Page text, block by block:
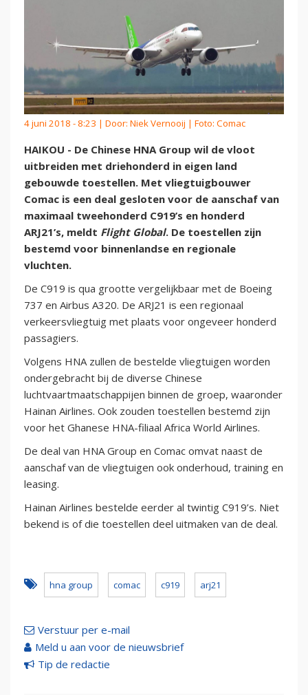
4 juni 2018 - 8:23 | Door: Niek Vernooij | Foto: Comac
HAIKOU - De Chinese HNA Group wil de vloot
uitbreiden met driehonderd in eigen land
gebouwde toestellen. Met vliegtuigbouwer
Comac is een deal gesloten voor de aanschaf van
maximaal tweehonderd C919’s en honderd
ARJ21’s, meldt Flight Global. De toestellen zijn
bestemd voor binnenlandse en regionale
vluchten.
De C919 is qua grootte vergelijkbaar met de Boeing
737 en Airbus A320. De ARJ21 is een regionaal
verkeersvliegtuig met plaats voor ongeveer honderd
passagiers.
Volgens HNA zullen de bestelde vliegtuigen worden
ondergebracht bij de diverse Chinese
luchtvaartmaatschappijen binnen de groep, waaronder
Hainan Airlines. Ook zouden toestellen bestemd zijn
voor het Ghanese HNA-filiaal Africa World Airlines.
De deal van HNA Group en Comac omvat naast de
aanschaf van de vliegtuigen ook onderhoud, training en
leasing.
Hainan Airlines bestelde eerder al twintig C919’s. Niet
bekend is of die toestellen deel uitmaken van de deal.
hna group comac c919 arj21
Verstuur per e-mail
Meld u aan voor de nieuwsbrief
Tip de redactie